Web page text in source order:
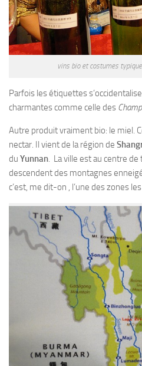
vins bio et costumes
Parfois les étiquettes
charmantes comme celle des
Autre produit vraiment bio: le miel.
nectar. Il vient de la région de
du Yunnan. La ville est au centre
descendent des montagnes
c’est, me dit-on , l’une des zones